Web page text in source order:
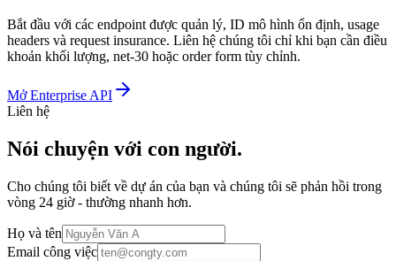
Bắt đầu với các endpoint được quản lý, ID mô hình ổn định, usage
headers và request insurance. Liên hệ chúng tôi chỉ khi bạn cần điều
khoản khối lượng, net-30 hoặc order form tùy chỉnh.
Mở Enterprise API
Liên hệ
Nói chuyện với con người.
Cho chúng tôi biết về dự án của bạn và chúng tôi sẽ phản hồi trong
vòng 24 giờ - thường nhanh hơn.
Họ và tên
Email công việc